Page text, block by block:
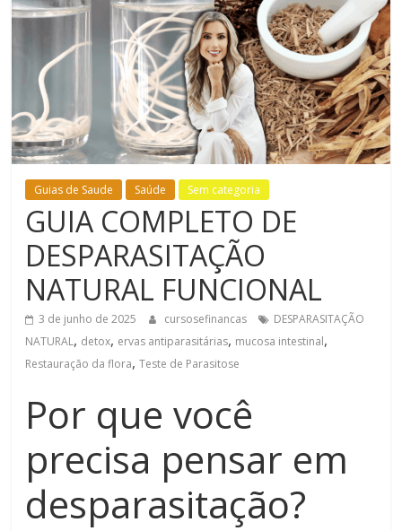
Estar
Guias de Saude Saúde Sem categoria
GUIA COMPLETO DE
DESPARASITAÇÃO
NATURAL FUNCIONAL
3 de junho de 2025 cursosefinancas
DESPARASITAÇÃO
NATURAL, detox, ervas antiparasitárias, mucosa intestinal,
Restauração da flora,Teste de Parasitose
Por que você
precisa pensar em
desparasitação?